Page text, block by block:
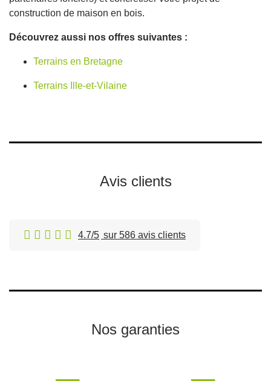
construction de maison en bois.
Découvrez aussi nos offres suivantes :
Terrains en Bretagne
Terrains Ille-et-Vilaine
Avis clients
4.7/5 sur 586 avis clients
Nos garanties